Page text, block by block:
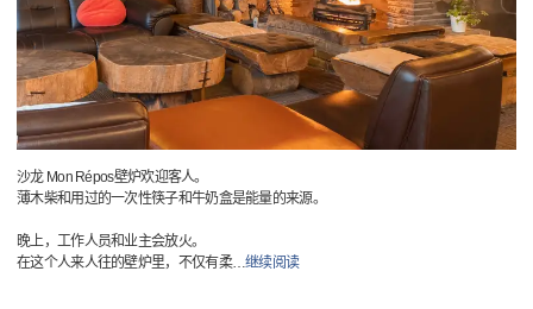
沙龙 Mon Répos壁炉欢迎客人。
薄木柴和用过的一次性筷子和牛奶盒是能量的来源。
晚上，工作人员和业主会放火。
在这个人来人往的壁炉里，不仅有柔…继续阅读